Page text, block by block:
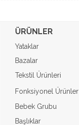
ÜRÜNLER
Yataklar
Bazalar
Tekstil Ürünleri
Fonksiyonel Ürünler
Bebek Grubu
Başlıklar